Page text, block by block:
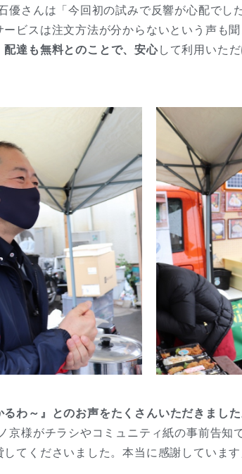
優さんは「今回初の試みで反響が心配でし
ビスは注文方法が分からないという声も
達も無料とのことで、安心して利用いた
わ～』とのお声をたくさんいただきました
京様がチラシやコミュニティ紙の事前告知
てくださいました。本当に感謝していま